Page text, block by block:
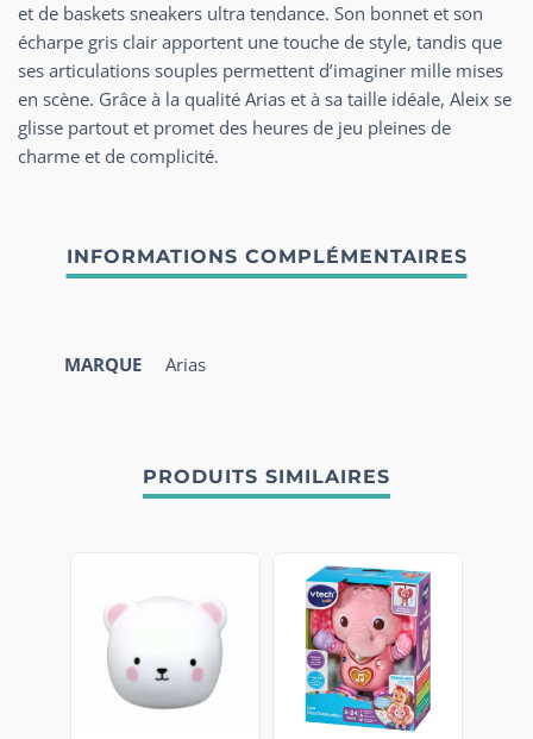
et de baskets sneakers ultra tendance. Son bonnet et son
écharpe gris clair apportent une touche de style, tandis que
ses articulations souples permettent d’imaginer mille mises
en scène. Grâce à la qualité Arias et à sa taille idéale, Aleix se
glisse partout et promet des heures de jeu pleines de
charme et de complicité.
MARQUE Arias
PRODUITS SIMILAIRES